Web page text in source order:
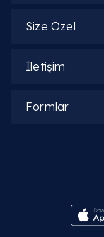
İlgili
Size Özel
İletişim
Formlar